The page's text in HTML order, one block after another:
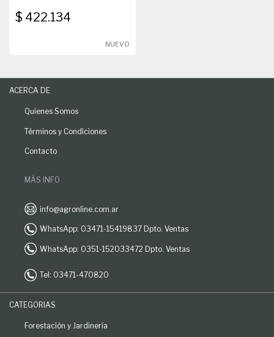
$ 422.134
NUEVO
ACERCA DE
Quienes Somos
Términos y Condiciones
Contacto
MÁS INFO
info@agronline.com.ar
WhatsApp: 03471-15419837 Dpto. Ventas
WhatsApp: 0351-152033472 Dpto. Ventas
Tel: 03471-470820
CATEGORIAS
Forestación y Jardinería